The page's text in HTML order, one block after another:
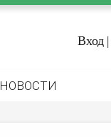
Вход |
НОВОСТИ